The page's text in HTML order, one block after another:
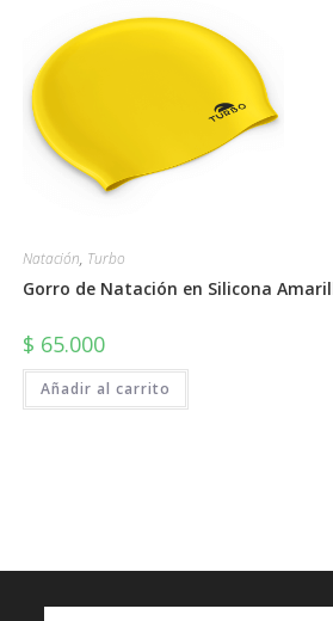
Natación, Turbo
Gorro de Natación en Silicona
$ 65.000
Añadir al carrito